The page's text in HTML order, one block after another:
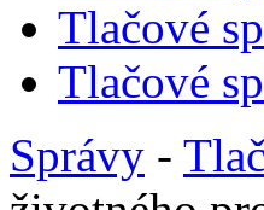
Tlačové
Tlačové
Správy -